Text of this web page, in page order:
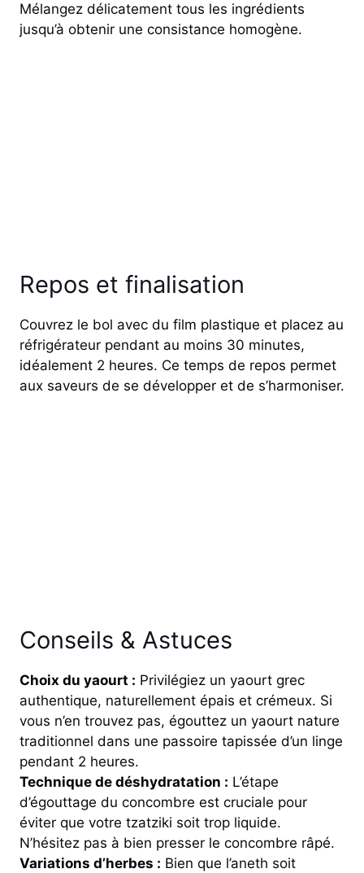
Mélangez délicatement tous les ingrédients
jusqu’à obtenir une consistance homogène.
Repos et finalisation
Couvrez le bol avec du film plastique et placez au
réfrigérateur pendant au moins 30 minutes,
idéalement 2 heures. Ce temps de repos permet
aux saveurs de se développer et de s’harmoniser.
Conseils & Astuces
Choix du yaourt : Privilégiez un yaourt grec
authentique, naturellement épais et crémeux. Si
vous n’en trouvez pas, égouttez un yaourt nature
traditionnel dans une passoire tapissée d’un linge
pendant 2 heures.
Technique de déshydratation : L’étape
d’égouttage du concombre est cruciale pour
éviter que votre tzatziki soit trop liquide.
N’hésitez pas à bien presser le concombre râpé.
Variations d’herbes : Bien que l’aneth soit